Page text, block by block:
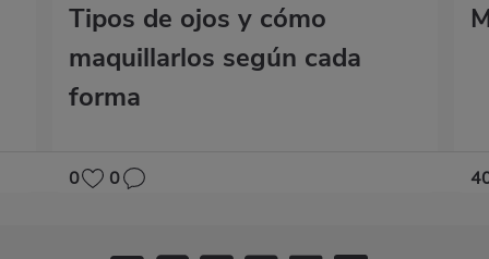
Tipos de ojos y cómo
maquillarlos según cada
forma
0 0